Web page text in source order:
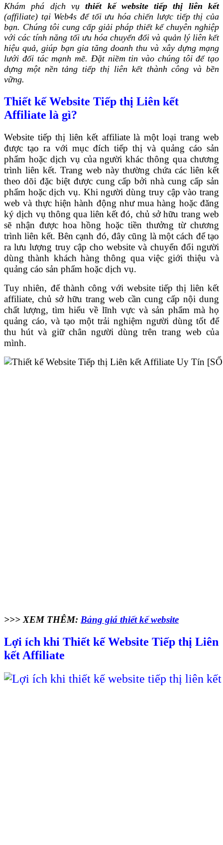
Khám phá dịch vụthiết kế website tiếp thị liên kết
(affiliate) tại Web4s để tối ưu hóa chiến lược tiếp thị của
bạn. Chúng tôi cung cấp giải pháp thiết kế chuyên nghiệp
với các tính năng tối ưu hóa chuyển đổi và quản lý liên kết
hiệu quả, giúp bạn gia tăng doanh thu và xây dựng mạng
lưới đối tác mạnh mẽ. Đặt niềm tin vào chúng tôi để tạo
dựng một nền tảng tiếp thị liên kết thành công và bền
vững.
Thiết kế Website Tiếp thị Liên kết
Affiliate là gì?
Website tiếp thị liên kết affiliate là một loại trang web
được tạo ra với mục đích tiếp thị và quảng cáo sản
phẩm hoặc dịch vụ của người khác thông qua chương
trình liên kết. Trang web này thường chứa các liên kết
theo dõi đặc biệt được cung cấp bởi nhà cung cấp sản
phẩm hoặc dịch vụ. Khi người dùng truy cập vào trang
web và thực hiện hành động như mua hàng hoặc đăng
ký dịch vụ thông qua liên kết đó, chủ sở hữu trang web
sẽ nhận được hoa hồng hoặc tiền thưởng từ chương
trình liên kết. Bên cạnh đó, đây cũng là một cách đểtạo
ra lưu lượng truy cập cho website và chuyển đổi người
dùng thành khách hàng thông qua việc giới thiệu và
quảng cáo sản phẩm hoặc dịch vụ.
Tuy nhiên, để thành công với website tiếp thị liên kết
affiliate, chủ sở hữu trang web cần cung cấp nội dung
chất lượng, tìm hiểu về lĩnh vực và sản phẩm mà họ
quảng cáo, và tạo một trải nghiệm người dùng tốt để
thu hút và giữ chân người dùng trên trang web của
mình.
>>> XEM THÊM: Bảng giá thiết kế website
Lợi ích khi Thiết kế Website Tiếp thị Liên
kết Affiliate